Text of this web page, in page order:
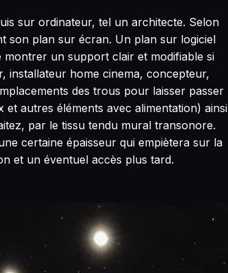
sur ordinateur, tel un architecte. Selon
son plan sur écran. Un plan sur logiciel
un support clair et modifiable si
installateur home cinema, concepteur,
des trous pour laisser passer
autres éléments avec alimentation) ainsi
par le tissu tendu mural transonore.
certaine épaisseur qui empiètera sur la
et un éventuel accès plus tard.